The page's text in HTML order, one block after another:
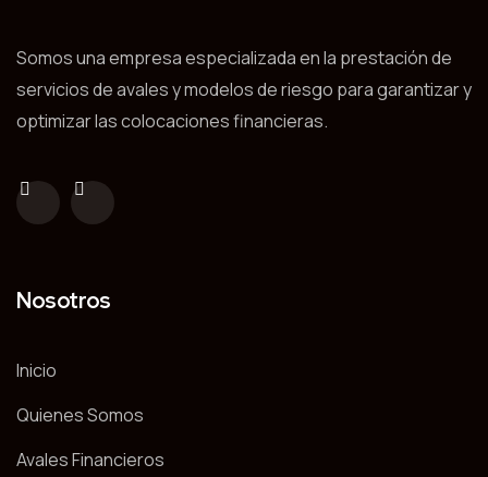
Somos una empresa especializada en la prestación de
servicios de avales y modelos de riesgo para garantizar y
optimizar las colocaciones financieras.
Nosotros
Inicio
Quienes Somos
Avales Financieros